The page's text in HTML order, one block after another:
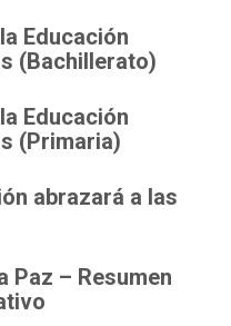
Educación
(Bachillerato)
Educación
(Primaria)
abrazará a las
Paz – Resumen